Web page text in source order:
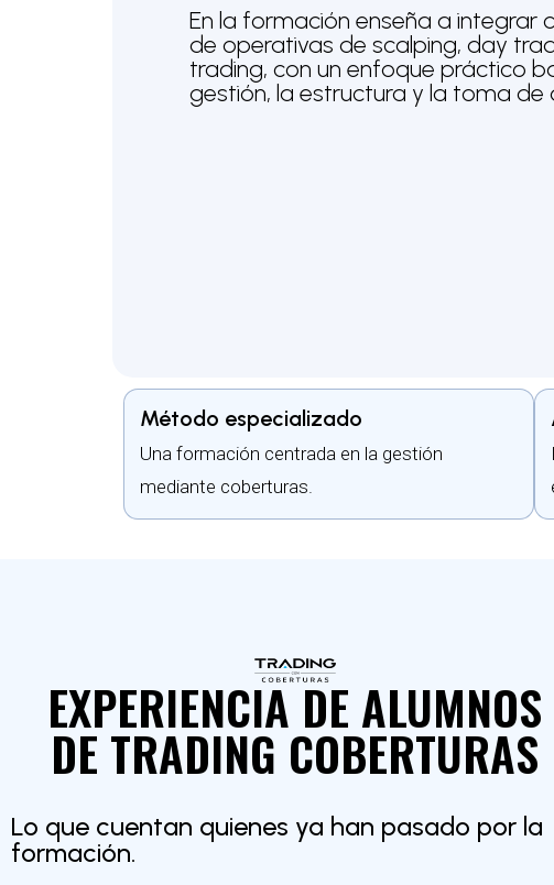
En la formación enseña a integrar
de operativas de scalping, day
trading, con un enfoque práctico
gestión, la estructura y la toma de
Método especializado
Una formación centrada en la gestión
mediante coberturas.
EXPERIENCIA DE ALUMNOS
DE TRADING COBERTURAS
Lo que cuentan quienes ya han pasado por la
formación.